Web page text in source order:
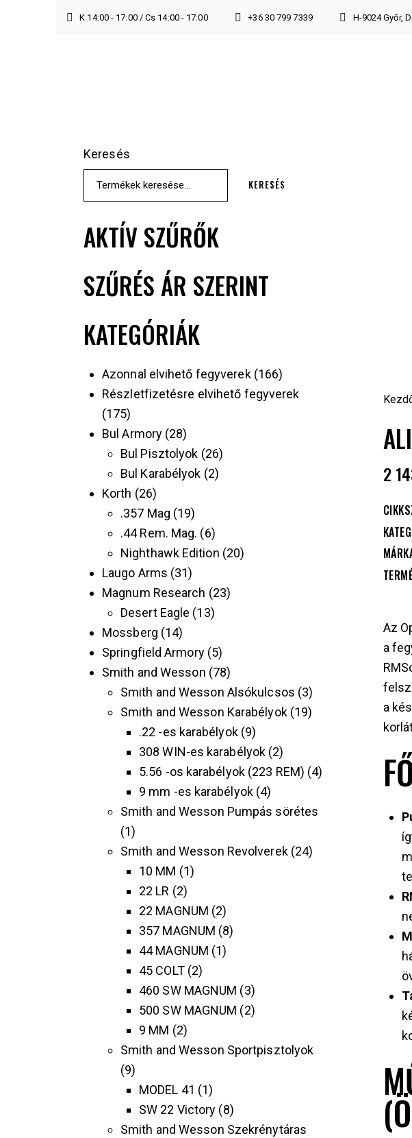
K 14:00 - 17:00 / Cs 14:00 - 17:00 +36 30 799 7339 H-9024 Győr,
2
Az
a
a
Keresés
KERESÉS
AKTÍV SZŰRŐK
SZŰRÉS ÁR SZERINT
KATEGÓRIÁK
Azonnal elvihető fegyverek 166
Részletfizetésre elvihető fegyverek
175
Bul Armory 28
Bul Pisztolyok 26
Bul Karabélyok 2
Korth 26
.357 Mag 19
.44 Rem. Mag.
6
Nighthawk Edition 20
Laugo Arms 31
Magnum Research 23
Desert Eagle 13
Mossberg 14
Springfield Armory 5
Smith and Wesson 78
Smith and Wesson Alsókulcsos 3
Smith and Wesson Karabélyok 19
.22 -es karabélyok 9
308 WIN-es karabélyok 2
5.56 -os karabélyok (223 REM) 4
9 mm -es karabélyok 4
Smith and Wesson Pumpás sörétes
1
Smith and Wesson Revolverek 24
10 MM 1
22 LR 2
22 MAGNUM 2
357 MAGNUM 8
44 MAGNUM 1
45 COLT 2
460 SW MAGNUM
3
500 SW MAGNUM
2
9 MM 2
Smith and Wesson Sportpisztolyok
9
MODEL 41
1
SW 22 Victory 8
Smith and Wesson Szekrénytáras